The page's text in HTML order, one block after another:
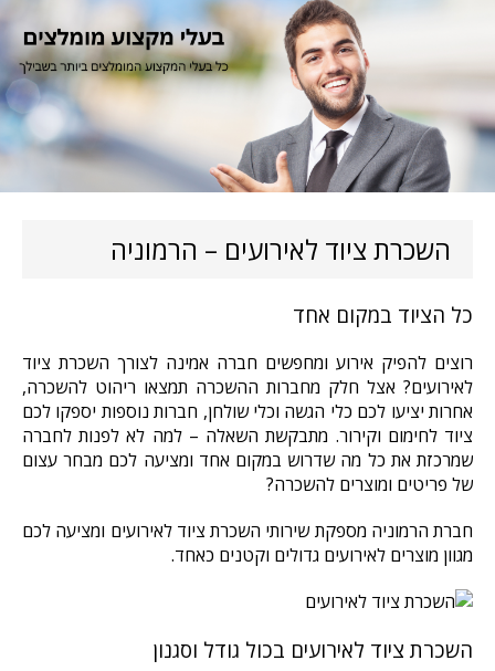
השכרת ציוד לאירועים – הרמוניה
כל הציוד במקום אחד
רוצים להפיק אירוע ומחפשים חברה אמינה לצורך השכרת ציוד
לאירועים? אצל חלק מחברות ההשכרה תמצאו ריהוט להשכרה,
אחרות יציעו לכם כלי הגשה וכלי שולחן, חברות נוספות יספקו לכם
ציוד לחימום וקירור. מתבקשת השאלה – למה לא לפנות לחברה
שמרכזת את כל מה שדרוש במקום אחד ומציעה לכם מבחר עצום
של פריטים ומוצרים להשכרה?
חברת הרמוניה מספקת שירותי השכרת ציוד לאירועים ומציעה לכם
מגוון מוצרים לאירועים גדולים וקטנים כאחד.
השכרת ציוד לאירועים בכול גודל וסגנון